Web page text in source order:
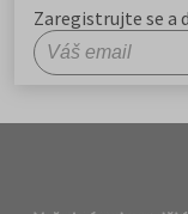
Zaregistrujte se a